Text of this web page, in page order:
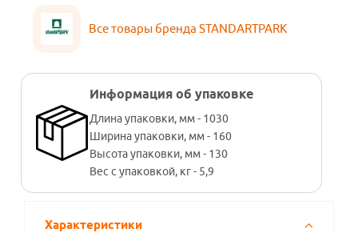
Все товары бренда STANDARTPARK
Информация об упаковке
Длина упаковки, мм - 1030
Ширина упаковки, мм - 160
Высота упаковки, мм - 130
Вес с упаковкой, кг - 5,9
Характеристики